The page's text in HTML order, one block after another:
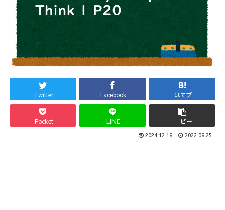
Twitter Facebook はてブ
Pocket LINE コピー
2024.12.19 2022.09.25